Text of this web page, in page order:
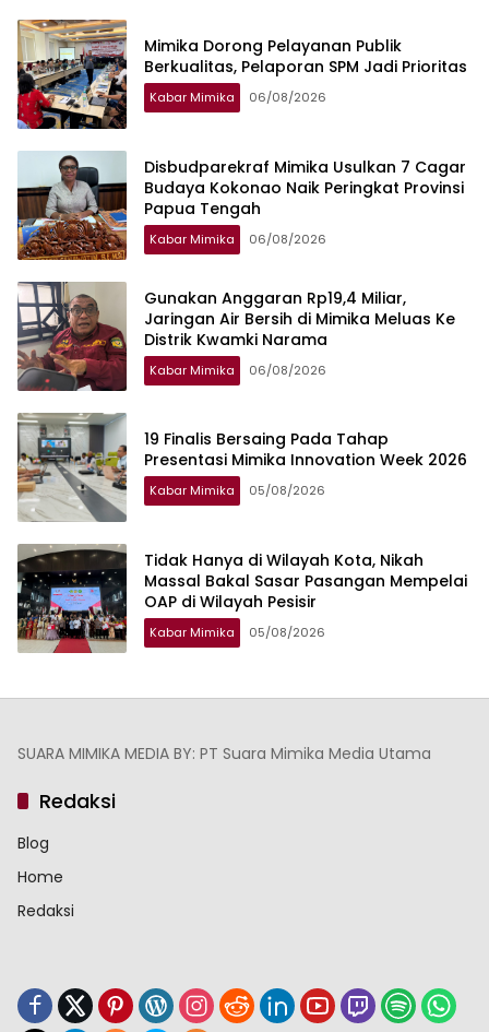
Mimika Dorong Pelayanan Publik
Berkualitas, Pelaporan SPM Jadi Prioritas
Kabar Mimika 06/08/2026
Disbudparekraf Mimika Usulkan 7 Cagar
Budaya Kokonao Naik Peringkat Provinsi
Papua Tengah
Kabar Mimika 06/08/2026
Gunakan Anggaran Rp19,4 Miliar,
Jaringan Air Bersih di Mimika Meluas Ke
Distrik Kwamki Narama
Kabar Mimika 06/08/2026
19 Finalis Bersaing Pada Tahap
Presentasi Mimika Innovation Week 2026
Kabar Mimika 05/08/2026
Tidak Hanya di Wilayah Kota, Nikah
Massal Bakal Sasar Pasangan Mempelai
OAP di Wilayah Pesisir
Kabar Mimika 05/08/2026
SUARA MIMIKA MEDIA BY: PT Suara Mimika Media Utama
Redaksi
Blog
Home
Redaksi